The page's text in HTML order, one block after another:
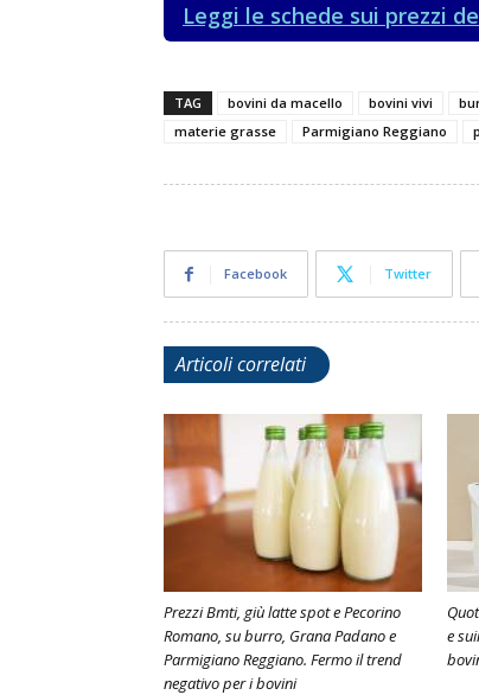
Leggi le schede sui prezzi
TAG bovini da macello bovini vivi
materie grasse
Parmigiano Reggiano
Facebook Twitter
Articoli correlati
Prezzi Bmti, giù latte spot e Pecorino
Romano, su burro, Grana Padano e
Parmigiano Reggiano. Fermo il trend
negativo per i bovini
e